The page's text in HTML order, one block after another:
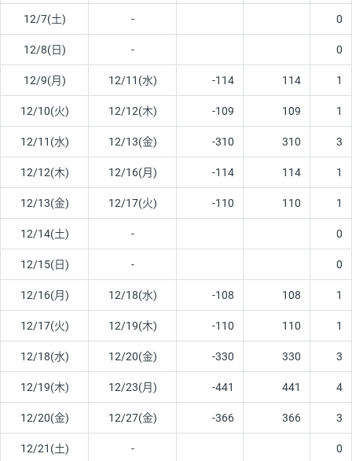
12/7(土) - 0
12/8(日) - 0
12/9(月) 12/11(水) -114 114 1
12/10(火) 12/12(木) -109 109 1
12/11(水) 12/13(金) -310 310 3
12/12(木) 12/16(月) -114 114 1
12/13(金) 12/17(火) -110 110 1
12/14(土) - 0
12/15(日) - 0
12/16(月) 12/18(水) -108 108 1
12/17(火) 12/19(木) -110 110 1
12/18(水) 12/20(金) -330 330 3
12/19(木) 12/23(月) -441 441 4
12/20(金) 12/27(金) -366 366 3
12/21(土) - 0